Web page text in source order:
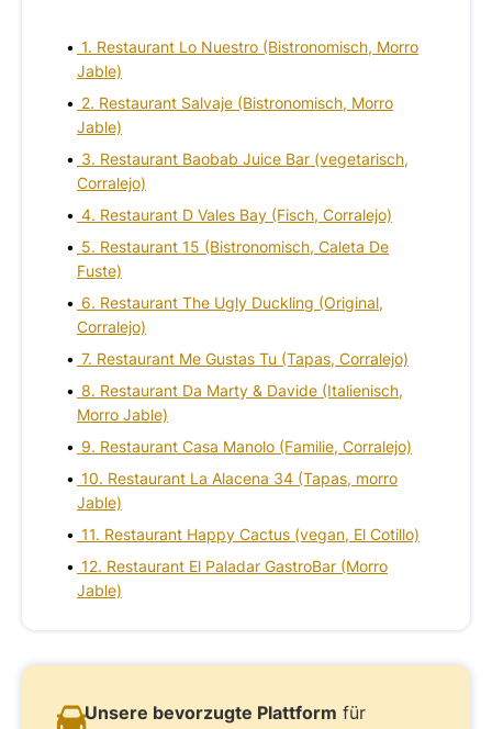
1. Restaurant Lo Nuestro (Bistronomisch, Morro
Jable)
2. Restaurant Salvaje (Bistronomisch, Morro
Jable)
3. Restaurant Baobab Juice Bar (vegetarisch,
Corralejo)
4. Restaurant D Vales Bay (Fisch, Corralejo)
5. Restaurant 15 (Bistronomisch, Caleta De
Fuste)
6. Restaurant The Ugly Duckling (Original,
Corralejo)
7. Restaurant Me Gustas Tu (Tapas, Corralejo)
8. Restaurant Da Marty & Davide (Italienisch,
Morro Jable)
9. Restaurant Casa Manolo (Familie, Corralejo)
10. Restaurant La Alacena 34 (Tapas, morro
Jable)
11. Restaurant Happy Cactus (vegan, El Cotillo)
12. Restaurant El Paladar GastroBar (Morro
Jable)
Unsere bevorzugte Plattform für